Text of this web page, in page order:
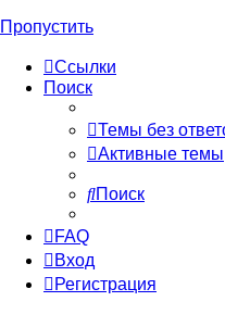
Пропустить
Ссылки
Поиск
Темы без
Активные темы
Поиск
FAQ
Вход
Регистрация